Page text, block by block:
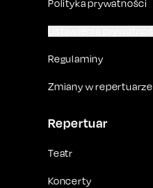
Polityka prywatności
Regulaminy
Zmiany w repertuarze
Repertuar
Teatr
Koncerty